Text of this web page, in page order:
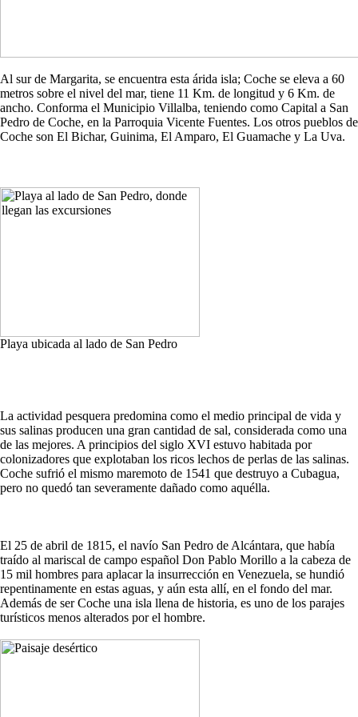
Al sur de Margarita, se encuentra esta árida isla; Coche se eleva a 60
metros sobre el nivel del mar, tiene 11 Km. de longitud y 6 Km. de
ancho. Conforma el Municipio Villalba, teniendo como Capital a San
Pedro de Coche, en la Parroquia Vicente Fuentes. Los otros pueblos de
Coche son El Bichar, Guinima, El Amparo, El Guamache y La Uva.
Playa ubicada al lado de San Pedro
La actividad pesquera predomina como el medio principal de vida y
sus salinas producen una gran cantidad de sal, considerada como una
de las mejores. A principios del siglo XVI estuvo habitada por
colonizadores que explotaban los ricos lechos de perlas de las salinas.
Coche sufrió el mismo maremoto de 1541 que destruyo a Cubagua,
pero no quedó tan severamente dañado como aquélla.
El 25 de abril de 1815, el navío San Pedro de Alcántara, que había
traído al mariscal de campo español Don Pablo Morillo a la cabeza de
15 mil hombres para aplacar la insurrección en Venezuela, se hundió
repentinamente en estas aguas, y aún esta allí, en el fondo del mar.
Además de ser Coche una isla llena de historia, es uno de los parajes
turísticos menos alterados por el hombre.